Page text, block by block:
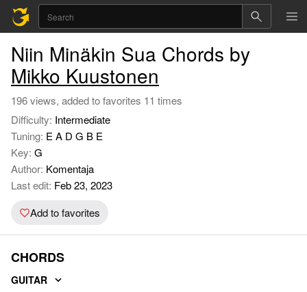
Niin Minäkin Sua Chords by
Mikko Kuustonen
196 views, added to favorites 11 times
Difficulty: Intermediate
Tuning: E A D G B E
Key: G
Author: Komentaja
Last edit: Feb 23, 2023
Add to favorites
CHORDS
GUITAR